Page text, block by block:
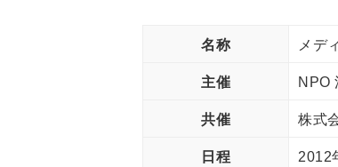
名称 メデ
主催 NPO
共催 株式
日程 2012